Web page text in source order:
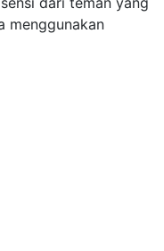
menggunakan